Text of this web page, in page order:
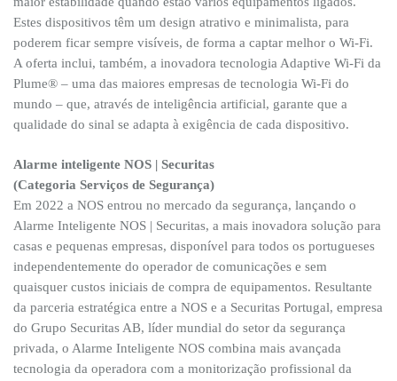
Estes dispositivos têm um design atrativo e minimalista, para
poderem ficar sempre visíveis, de forma a captar melhor o Wi-Fi.
A oferta inclui, também, a inovadora tecnologia Adaptive Wi-Fi da
Plume® – uma das maiores empresas de tecnologia Wi-Fi do
mundo – que, através de inteligência artificial, garante que a
qualidade do sinal se adapta à exigência de cada dispositivo.
Alarme inteligente NOS | Securitas
(Categoria Serviços de Segurança)
Em 2022 a NOS entrou no mercado da segurança, lançando o
Alarme Inteligente NOS | Securitas, a mais inovadora solução para
casas e pequenas empresas, disponível para todos os portugueses
independentemente do operador de comunicações e sem
quaisquer custos iniciais de compra de equipamentos. Resultante
da parceria estratégica entre a NOS e a Securitas Portugal, empresa
do Grupo Securitas AB, líder mundial do setor da segurança
privada, o Alarme Inteligente NOS combina mais avançada
tecnologia da operadora com a monitorização profissional da